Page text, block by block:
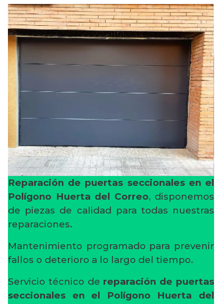
Reparación de puertas seccionales en el
Polígono Huerta del Correo, disponemos
de piezas de calidad para todas nuestras
reparaciones.
Mantenimiento programado para prevenir
fallos o deterioro a lo largo del tiempo.
Servicio técnico de reparación de puertas
seccionales en el Polígono Huerta del